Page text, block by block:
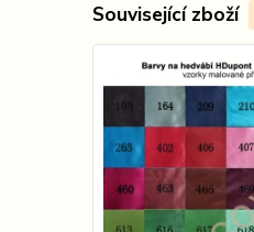
Související zboží